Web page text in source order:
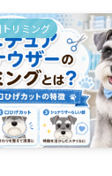
リミング